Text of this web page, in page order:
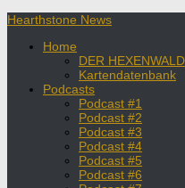
Hearthstone News
Home
DER HEXENWALD
Kartendatenbank
Podcasts
Podcast #1
Podcast #2
Podcast #3
Podcast #4
Podcast #5
Podcast #6